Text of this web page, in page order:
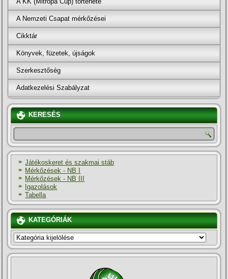
A Nemzeti Csapat mérkőzései
Cikktár
Könyvek, füzetek, újságok
Szerkesztőség
Adatkezelési Szabályzat
KERESÉS
Játékoskeret és szakmai stáb
Mérkőzések - NB I
Mérkőzések - NB III
Igazolások
Tabella
KATEGÓRIÁK
KATEGÓRIÁK